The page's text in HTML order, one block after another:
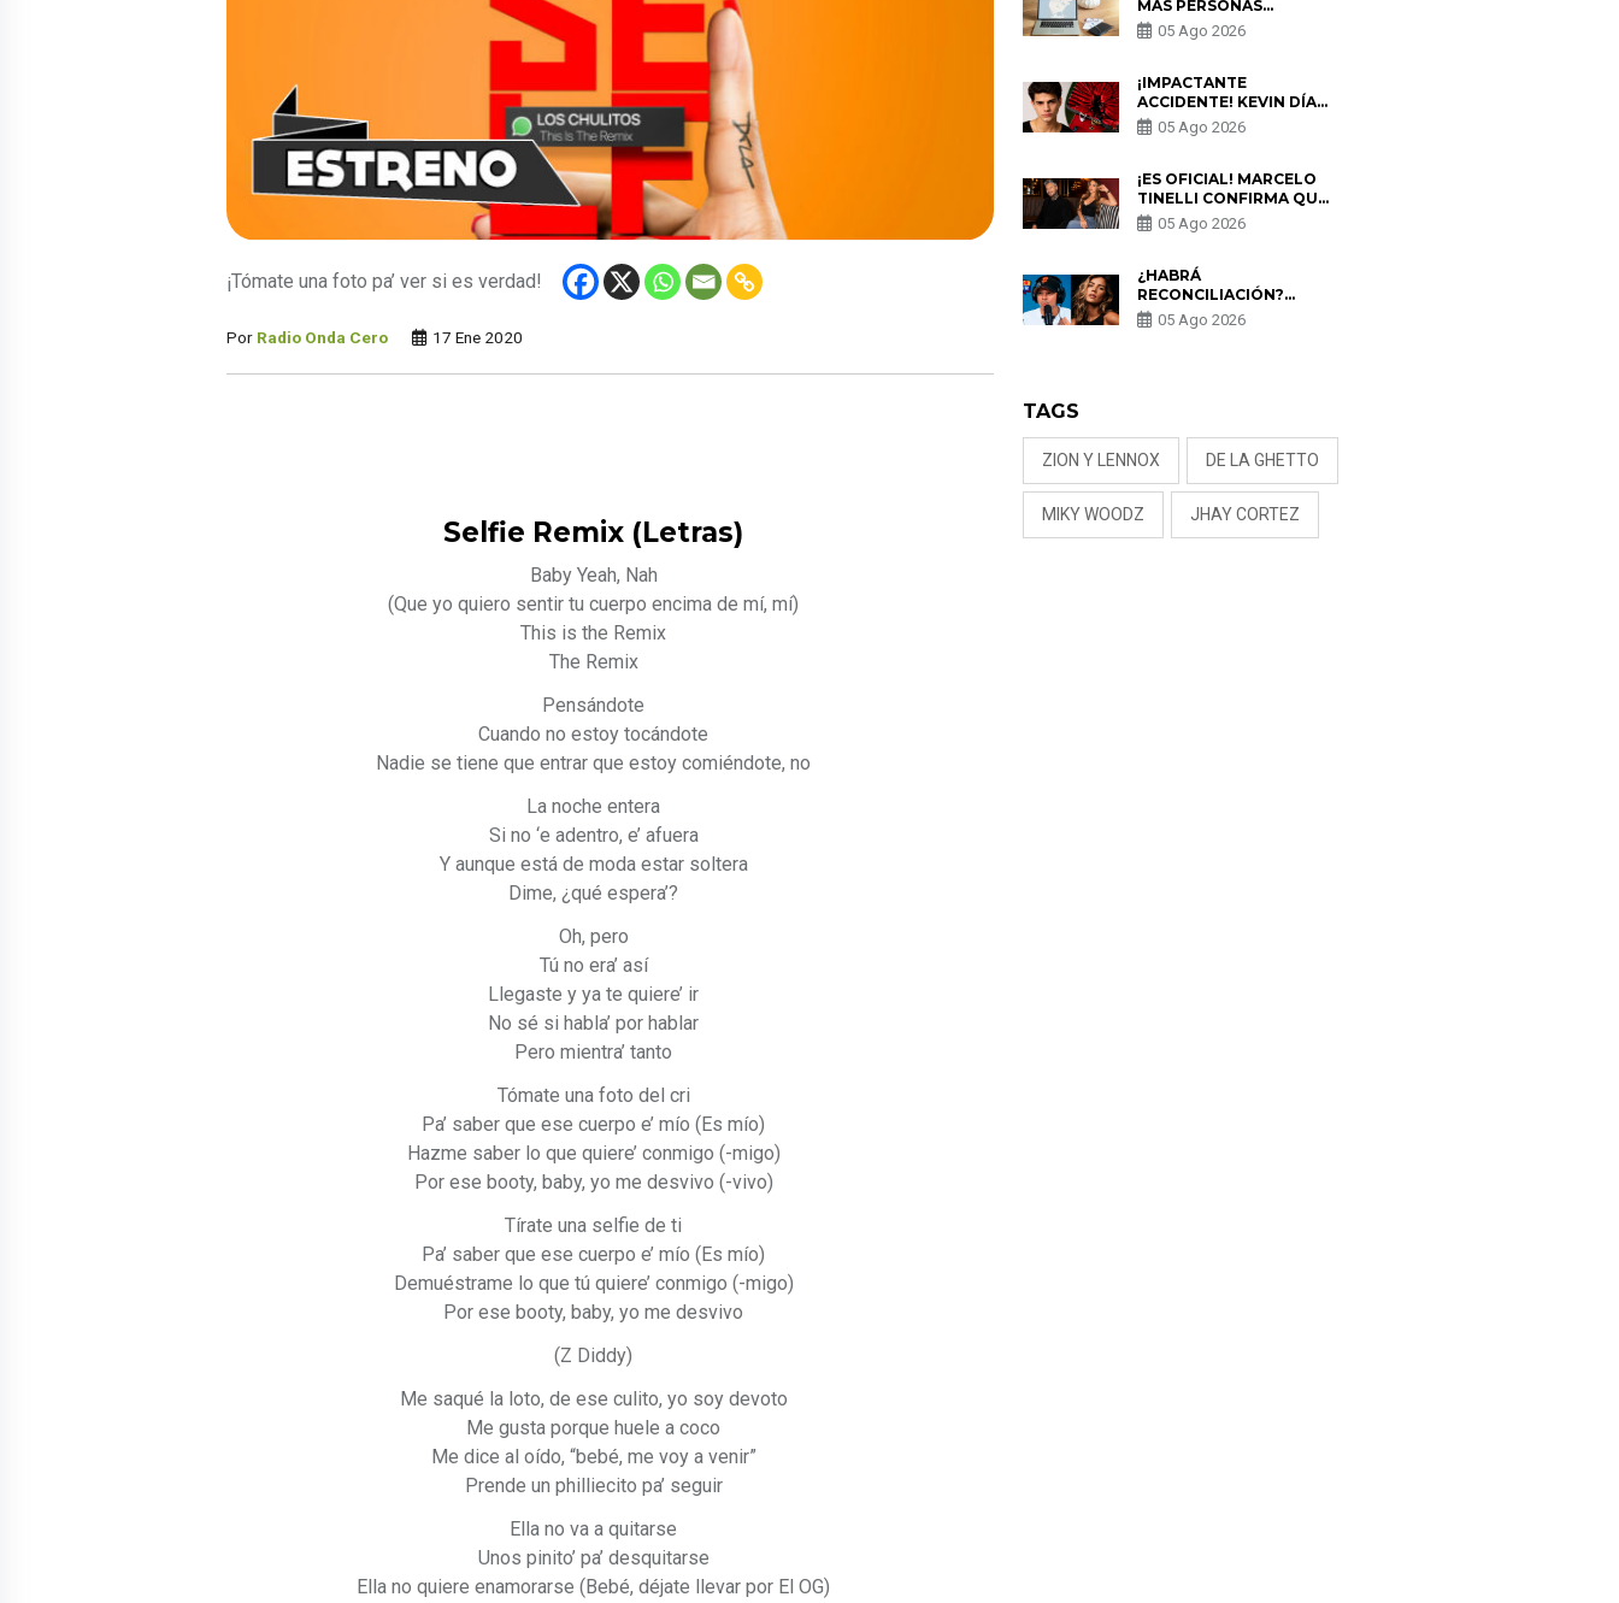
¡Tómate una foto pa’ ver si es verdad!
Por Radio Onda Cero 17 Ene 2020
Selfie Remix (Letras)
Baby Yeah, Nah
(Que yo quiero sentir tu cuerpo encima de mí, mí)
This is the Remix
The Remix
Pensándote
Cuando no estoy tocándote
Nadie se tiene que entrar que estoy comiéndote, no
La noche entera
Si no ‘e adentro, e’ afuera
Y aunque está de moda estar soltera
Dime, ¿qué espera’?
Oh, pero
Tú no era’ así
Llegaste y ya te quiere’ ir
No sé si habla’ por hablar
Pero mientra’ tanto
Tómate una foto del cri
Pa’ saber que ese cuerpo e’ mío (Es mío)
Hazme saber lo que quiere’ conmigo (-migo)
Por ese booty, baby, yo me desvivo (-vivo)
Tírate una selfie de ti
Pa’ saber que ese cuerpo e’ mío (Es mío)
Demuéstrame lo que tú quiere’ conmigo (-migo)
Por ese booty, baby, yo me desvivo
(Z Diddy)
Me saqué la loto, de ese culito, yo soy devoto
Me gusta porque huele a coco
Me dice al oído, “bebé, me voy a venir”
Prende un philliecito pa’ seguir
Ella no va a quitarse
Unos pinito’ pa’ desquitarse
Ella no quiere enamorarse (Bebé, déjate llevar por El OG)
MÁS PERSONAS
UTILIZAN UNA VPN
PARA PROTEGER SU
05 Ago 2026
¡IMPACTANTE
ACCIDENTE! KEVIN DÍAZ
CAE DESDE OCHO
METROS EN “ESTO ES
PREOCUPACIÓN
05 Ago 2026
¡ES OFICIAL! MARCELO
TINELLI CONFIRMA QUE
REGRESÓ CON MILETT
FIGUEROA: “EL AMOR
05 Ago 2026
¿HABRÁ
RECONCILIACIÓN?
MARIO HART ADMITE
QUE PODRÍA VOLVER
05 Ago 2026
TAGS
ZION Y LENNOX DE LA GHETTO
MIKY WOODZ JHAY CORTEZ